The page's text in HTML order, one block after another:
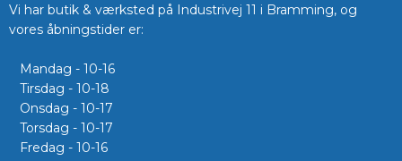
Vi har butik & værksted på Industrivej 11 i Bramming, og
vores åbningstider er:
Mandag - 10-16
Tirsdag - 10-18
Onsdag - 10-17
Torsdag - 10-17
Fredag - 10-16